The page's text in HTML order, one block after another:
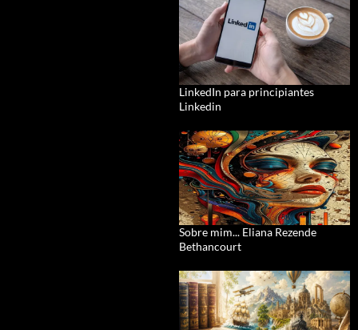
LinkedIn para principiantes
Linkedin
Sobre mim... Eliana Rezende
Bethancourt